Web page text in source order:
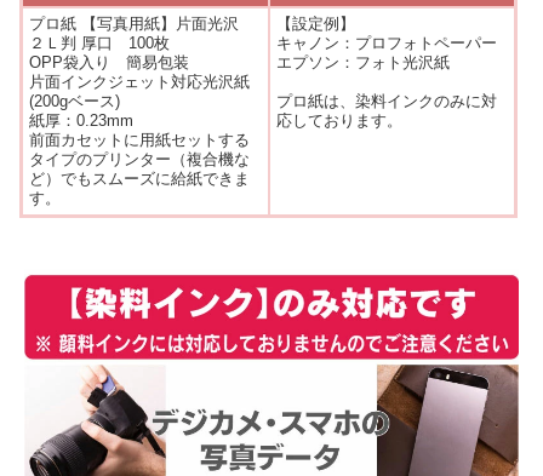
プロ紙 【写真用紙】片面光沢
２Ｌ判 厚口 100枚
OPP袋入り 簡易包装
片面インクジェット対応光沢紙
(200gベース)
紙厚：0.23mm
前面カセットに用紙セットする
タイプのプリンター（複合機な
ど）でもスムーズに給紙できま
す。
【設定例】
キャノン：プロフォトペーパー
エプソン：フォト光沢紙
プロ紙は、染料インクのみに対
応しております。